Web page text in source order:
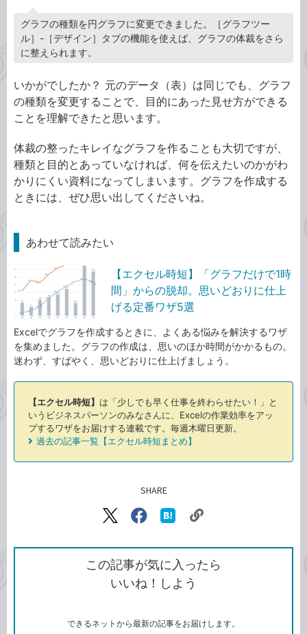
グラフの種類を円グラフに変更できました。［グラフツー
ル］-［デザイン］タブの機能を使えば、グラフの体裁をさら
に整えられます。
いかがでしたか？ 元のデータ（表）は同じでも、グラフ
の種類を変更することで、目的にあった見せ方ができる
ことを理解できたと思います。
体裁の整ったキレイなグラフを作ることも大切ですが、
種類と目的とあっていなければ、何を伝えたいのかがわ
かりにくい資料になってしまいます。グラフを作成する
ときには、ぜひ思い出してくださいね。
あわせて読みたい
【エクセル時短】「グラフだけで1時
間」からの脱却。思いどおりに仕上
げる定番ワザ5選
Excelでグラフを作成するときに、よくある悩みを解決するワザ
を集めました。グラフの作成は、思いのほか時間がかかるもの。
迷わず、すばやく、思いどおりに仕上げましょう。
【エクセル時短】 は「少しでも早く仕事を終わらせたい！」と
いうビジネスパーソンのみなさんに、Excelの作業効率をアッ
プするワザをお届けする連載です。毎週木曜日更新。
過去の記事一覧【エクセル時短まとめ】
SHARE
X（旧
で
シ
ェ
ア
Facebook
シ
ェ
ア
な
ブ
ッ
ク
ク
ク
を
コ
この記事が気に入ったら
いいね！しよう
できるネットから最新の記事をお届けします。